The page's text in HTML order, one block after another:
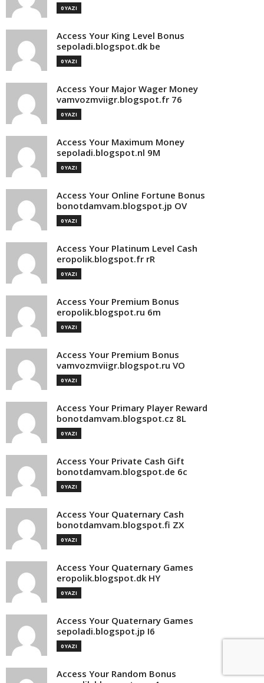
0 YAZI
Access Your King Level Bonus
sepoladi.blogspot.dk be
0 YAZI
Access Your Major Wager Money
vamvozmviigr.blogspot.fr 76
0 YAZI
Access Your Maximum Money
sepoladi.blogspot.nl 9M
0 YAZI
Access Your Online Fortune Bonus
bonotdamvam.blogspot.jp OV
0 YAZI
Access Your Platinum Level Cash
eropolik.blogspot.fr rR
0 YAZI
Access Your Premium Bonus
eropolik.blogspot.ru 6m
0 YAZI
Access Your Premium Bonus
vamvozmviigr.blogspot.ru VO
0 YAZI
Access Your Primary Player Reward
bonotdamvam.blogspot.cz 8L
0 YAZI
Access Your Private Cash Gift
bonotdamvam.blogspot.de 6c
0 YAZI
Access Your Quaternary Cash
bonotdamvam.blogspot.fi ZX
0 YAZI
Access Your Quaternary Games
eropolik.blogspot.dk HY
0 YAZI
Access Your Quaternary Games
sepoladi.blogspot.jp I6
0 YAZI
Access Your Random Bonus